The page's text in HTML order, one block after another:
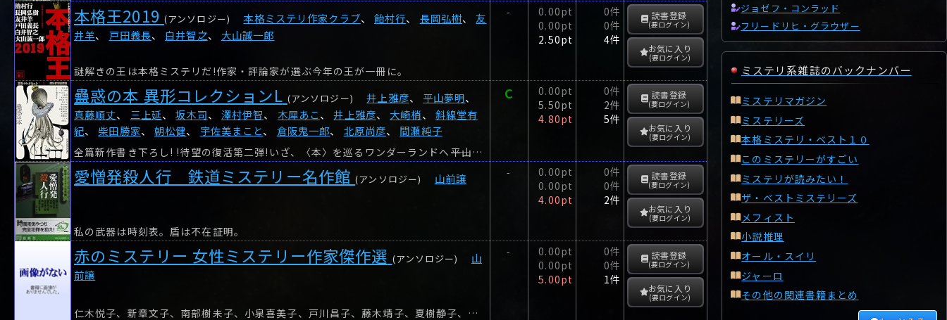
本格王2019 (アンソロジー) 本格ミステリ作家クラブ、 飴村行、 長岡弘樹、友
井羊、 戸田義長、 白井智之、 大山誠一郎
謎解きの王は本格ミステリだ!作家・評論家が選ぶ今年の王が一冊に。
-
0.00pt
0.00pt
2.50pt
0件
0件
4件
読書登録
(要ログイン)
お気に入り
(要ログイン)
蠱惑の本 異形コレクションL (アンソロジー) 井上雅彦、 平山夢明、
真藤順丈、 三上延、坂木司、 澤村伊智、 木犀あこ、井上雅彦、 大崎梢、 斜線堂有
紀、柴田勝家、朝松健、 宇佐美まこと、 倉阪鬼一郎、 北原尚彦、 間瀬純子
全篇新作書き下ろし! !待望の復活第二弾!いざ、〈本〉を巡るワンダーランドへ――平山夢明、真藤順丈、三上 延、坂木 司、澤村伊智、大崎 梢、斜線堂有紀、柴田勝家……超ベテランから期待の新...
C
0.00pt
5.50pt
4.80pt
0件
2件
5件
読書登録
(要ログイン)
お気に入り
(要ログイン)
愛憎発殺人行 鉄道ミステリー名作館 (アンソロジー) 山前譲
私の武器は時刻表。盾は不在証明。
-
0.00pt
0.00pt
4.00pt
0件
0件
2件
読書登録
(要ログイン)
お気に入り
(要ログイン)
赤のミステリー 女性ミステリー作家傑作選 (アンソロジー)
山
前譲
仁木悦子、新章文子、南部樹未子、小泉喜美子、戸川昌子、藤木靖子、夏樹静子、井口泰子、山村美紗、皆川博子、栗本薫、青柳友子、斎藤澪、13人の女性作家だけによるミステリー・アンソロジー。
-
0.00pt
0.00pt
5.00pt
0件
0件
1件
読書登録
(要ログイン)
お気に入り
(要ログイン)
ジョゼフ・コンラッド
フリードリヒ・グラウザー
ミステリ系雑誌のバックナンバー
ミステリマガジン
ミステリーズ
本格ミステリ・ベスト１０
このミステリーがすごい
ミステリが読みたい！
ザ・ベストミステリーズ
メフィスト
小説推理
オール・スイリ
ジャーロ
その他の関連書籍まとめ